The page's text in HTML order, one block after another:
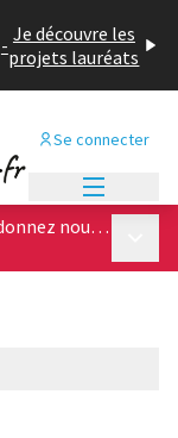
- Je découvre les
projets lauréats
Se connecter
Cité des Potagers : du 15 au 27 avril 2021, donnez nous votre avis sur les 4 projets architecturaux !